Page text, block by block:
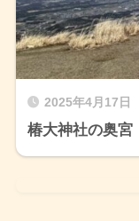
2025年4月17日
椿大神社の奥